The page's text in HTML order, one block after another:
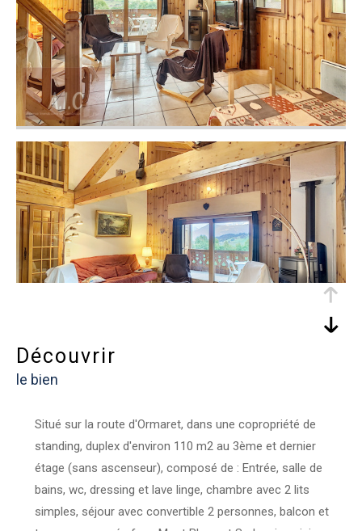
découvrir
le bien
Situé sur la route d'Ormaret, dans une copropriété de
standing, duplex d'environ 110 m2 au 3ème et dernier
étage (sans ascenseur), composé de : Entrée, salle de
bains, wc, dressing et lave linge, chambre avec 2 lits
simples, séjour avec convertible 2 personnes, balcon et